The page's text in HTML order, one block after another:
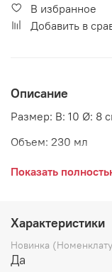
В избранное
Добавить в
Описание
Размер: В: 10 Ø: 8
Объем: 230 мл
Материал: стекло
Поставщик: Ib
Показать
Характеристики
Новинка
Да